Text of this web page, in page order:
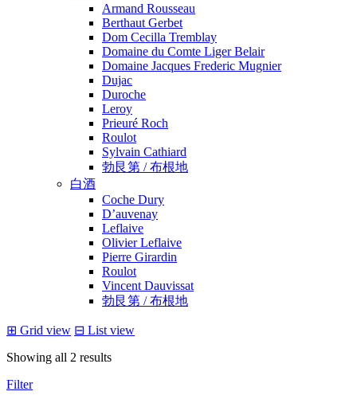
Armand Rousseau
Berthaut Gerbet
Dom Cecilla Tremblay
Domaine du Comte Liger Belair
Domaine Jacques Frederic Mugnier
Dujac
Duroche
Leroy
Prieuré Roch
Roulot
Sylvain Cathiard
勃艮第 / 布根地
白酒
Coche Dury
D’auvenay
Leflaive
Olivier Leflaive
Pierre Girardin
Roulot
Vincent Dauvissat
勃艮第 / 布根地
⊞ Grid view ⊟ List view
Showing all 2 results
Filter